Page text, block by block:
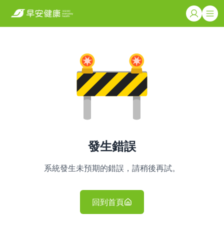
發生錯誤
系統發生未預期的錯誤，請稍後再試。
回到首頁